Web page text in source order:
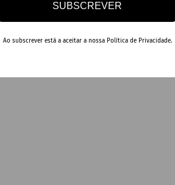
SUBSCREVER
Ao subscrever está a aceitar a nossa Política de Privacidade.